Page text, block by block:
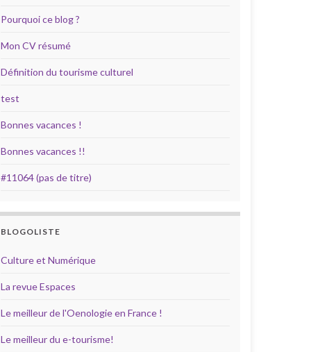
Pourquoi ce blog ?
Mon CV résumé
Définition du tourisme culturel
test
Bonnes vacances !
Bonnes vacances !!
#11064 (pas de titre)
BLOGOLISTE
Culture et Numérique
La revue Espaces
Le meilleur de l'Oenologie en France !
Le meilleur du e-tourisme!